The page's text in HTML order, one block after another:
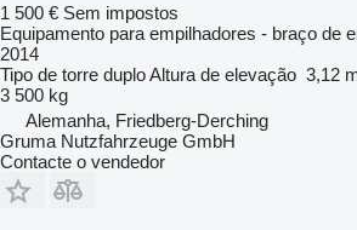
1 500 € Sem impostos
Equipamento para empilhadores - braço de
2014
Tipo de torre duploAltura de elevação 3,12
3 500 kg
Alemanha, Friedberg-Derching
Gruma Nutzfahrzeuge GmbH
Contacte o vendedor